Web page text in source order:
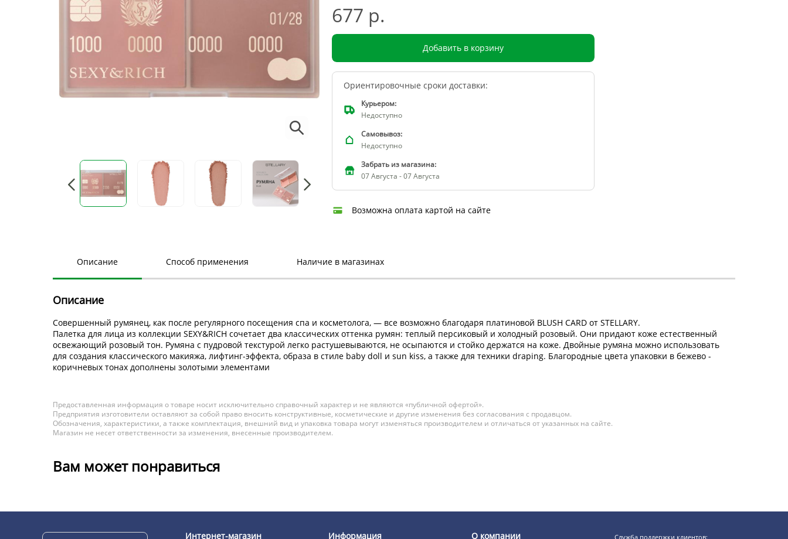
677 р.
Добавить в корзину
Ориентировочные сроки доставки:
Курьером:
Недоступно
Самовывоз:
Недоступно
Забрать из магазина:
07 Августа - 07 Августа
Возможна оплата картой на сайте
Описание Способ применения Наличие в магазинах
Описание
Совершенный румянец, как после регулярного посещения спа и косметолога, — все возможно благодаря платиновой BLUSH CARD от STELLARY.
Палетка для лица из коллекции SEXY&RICH сочетает два классических оттенка румян: теплый персиковый и холодный розовый. Они придают коже естественный
освежающий розовый тон. Румяна с пудровой текстурой легко растушевываются, не осыпаются и стойко держатся на коже. Двойные румяна можно использовать
для создания классического макияжа, лифтинг-эффекта, образа в стиле baby doll и sun kiss, а также для техники draping. Благородные цвета упаковки в бежево -
коричневых тонах дополнены золотыми элементами
Предоставленная информация о товаре носит исключительно справочный характер и не являются «публичной офертой».
Предприятия изготовители оставляют за собой право вносить конструктивные, косметические и другие изменения без согласования с продавцом.
Обозначения, характеристики, а также комплектация, внешний вид и упаковка товара могут изменяться производителем и отличаться от указанных на сайте.
Магазин не несет ответственности за изменения, внесенные производителем.
Вам может понравиться
Интернет-магазин Информация О компании Служба поддержки клиентов: